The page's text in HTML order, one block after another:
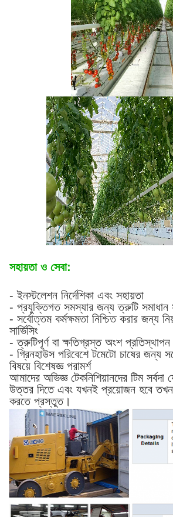
সহায়তা ও সেবা:
- ইনস্টলেশন নির্দেশিকা এবং সহায়তা
- প্রযুক্তিগত সমস্যার জন্য ত্রুটি সমাধান
- সর্বোত্তম কর্মক্ষমতা নিশ্চিত করার জন্য
সার্ভিসিং
- ত্রুটিপূর্ণ বা ক্ষতিগ্রস্ত অংশ প্রতিস্থাপন
- গ্রিনহাউস পরিবেশে টমেটো চাষের জন্য
বিষয়ে বিশেষজ্ঞ পরামর্শ
আমাদের অভিজ্ঞ টেকনিশিয়ানদের টিম
উত্তর দিতে এবং যখনই প্রয়োজন হবে তখন
করতে প্রস্তুত।